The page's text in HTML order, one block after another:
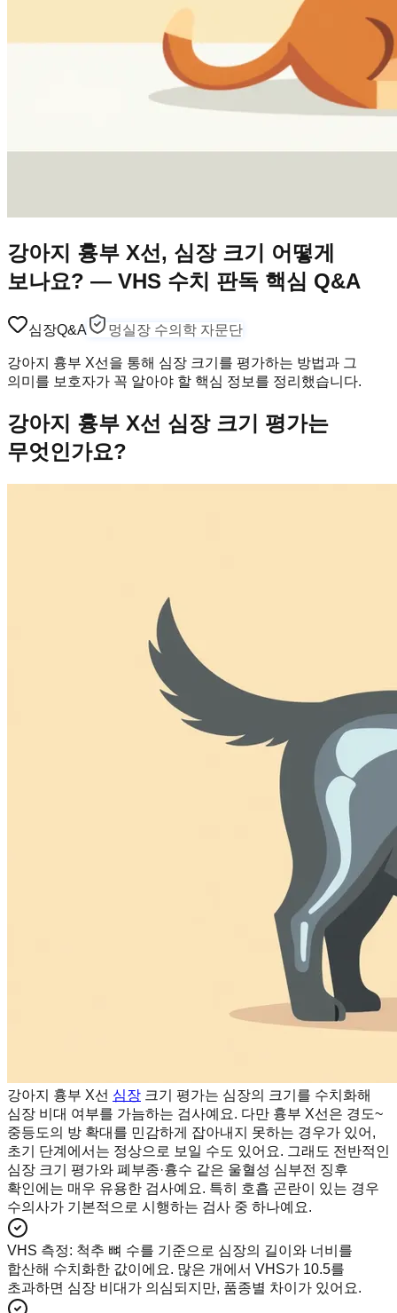
강아지 흉부 X선, 심장 크기 어떻게
보나요? — VHS 수치 판독 핵심 Q&A
심장Q&A 멍실장 수의학 자문단
강아지 흉부 X선을 통해 심장 크기를 평가하는 방법과 그
의미를 보호자가 꼭 알아야 할 핵심 정보를 정리했습니다.
강아지 흉부 X선 심장 크기 평가는
무엇인가요?
강아지 흉부 X선 심장 크기 평가는 심장의 크기를 수치화해
심장 비대 여부를 가늠하는 검사예요. 다만 흉부 X선은 경도~
중등도의 방 확대를 민감하게 잡아내지 못하는 경우가 있어,
초기 단계에서는 정상으로 보일 수도 있어요. 그래도 전반적인
심장 크기 평가와 폐부종·흉수 같은 울혈성 심부전 징후
확인에는 매우 유용한 검사예요. 특히 호흡 곤란이 있는 경우
수의사가 기본적으로 시행하는 검사 중 하나예요.
VHS 측정: 척추 뼈 수를 기준으로 심장의 길이와 너비를
합산해 수치화한 값이에요. 많은 개에서 VHS가 10.5를
초과하면 심장 비대가 의심되지만, 품종별 차이가 있어요.